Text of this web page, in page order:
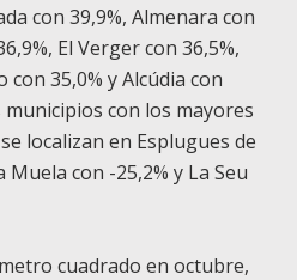
con 39,9%, Almenara con
El Verger con 36,5%,
35,0% y Alcúdia con
con los mayores
localizan en Esplugues de
con -25,2% y La Seu
cuadrado en octubre,